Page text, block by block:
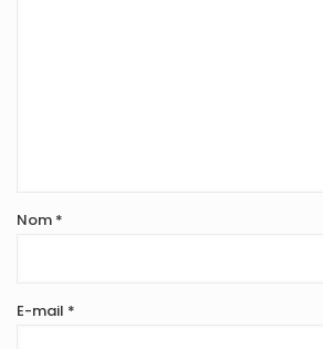
Nom *
E-mail *